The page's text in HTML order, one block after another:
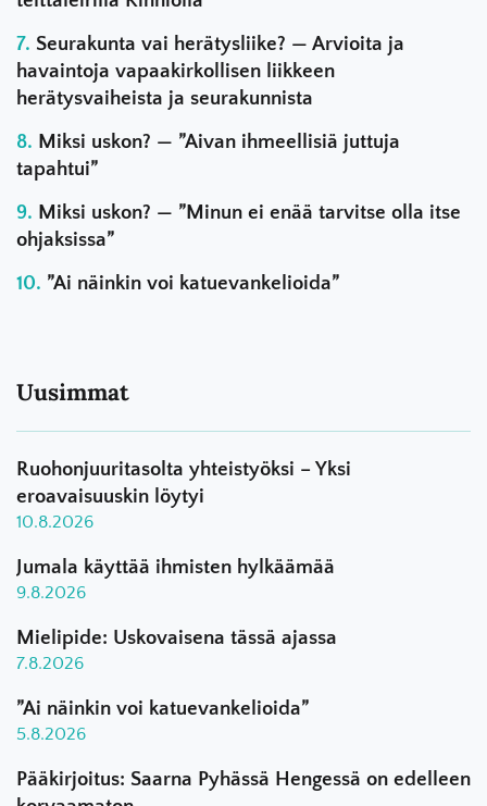
Seurakunta vai herätysliike? — Arvioita ja
havaintoja vapaakirkollisen liikkeen
herätysvaiheista ja seurakunnista
Miksi uskon? — ”Aivan ihmeellisiä juttuja
tapahtui”
Miksi uskon? — ”Minun ei enää tarvitse olla itse
ohjaksissa”
”Ai näinkin voi katuevankelioida”
Uusimmat
Ruohonjuuritasolta yhteistyöksi – Yksi
eroavaisuuskin löytyi
10.8.2026
Jumala käyttää ihmisten hylkäämää
9.8.2026
Mielipide: Uskovaisena tässä ajassa
7.8.2026
”Ai näinkin voi katuevankelioida”
5.8.2026
Pääkirjoitus: Saarna Pyhässä Hengessä on edelleen